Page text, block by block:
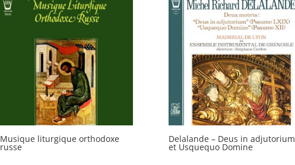
Musique liturgique orthodoxe
russe
Delalande – Deus in adjutorium
et Usquequo Domine